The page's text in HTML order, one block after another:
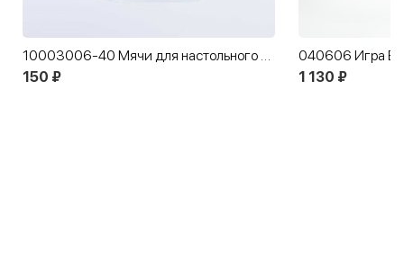
10003006-40 Мячи для настольного тенниса
150 ₽
040606 Игра
1 130 ₽